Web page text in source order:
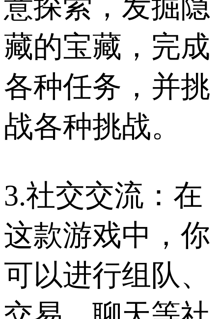
意探索，发掘隐
藏的宝藏，完成
各种任务，并挑
战各种挑战。
3.社交交流：在
这款游戏中，你
可以进行组队、